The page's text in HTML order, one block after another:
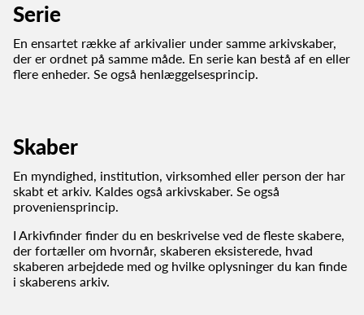
Serie
En ensartet række af arkivalier under samme arkivskaber,
der er ordnet på samme måde. En serie kan bestå af en eller
flere enheder. Se også henlæggelsesprincip.
Skaber
En myndighed, institution, virksomhed eller person der har
skabt et arkiv. Kaldes også arkivskaber. Se også
proveniensprincip.
I Arkivfinder finder du en beskrivelse ved de fleste skabere,
der fortæller om hvornår, skaberen eksisterede, hvad
skaberen arbejdede med og hvilke oplysninger du kan finde
i skaberens arkiv.